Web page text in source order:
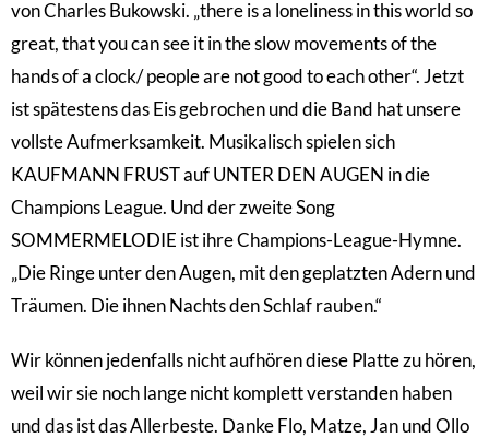
von Charles Bukowski. „there is a loneliness in this world so
great, that you can see it in the slow movements of the
hands of a clock/ people are not good to each other“. Jetzt
ist spätestens das Eis gebrochen und die Band hat unsere
vollste Aufmerksamkeit. Musikalisch spielen sich
KAUFMANN FRUST auf UNTER DEN AUGEN in die
Champions League. Und der zweite Song
SOMMERMELODIE ist ihre Champions-League-Hymne.
„Die Ringe unter den Augen, mit den geplatzten Adern und
Träumen. Die ihnen Nachts den Schlaf rauben.“
Wir können jedenfalls nicht aufhören diese Platte zu hören,
weil wir sie noch lange nicht komplett verstanden haben
und das ist das Allerbeste. Danke Flo, Matze, Jan und Ollo